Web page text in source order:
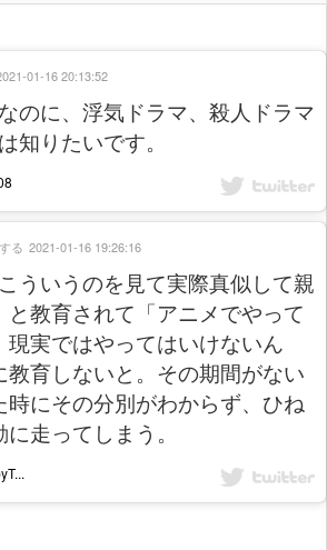
のに、浮気ドラマ、殺人ドラマ
知りたいです。
01-16 20:13:52
ういうのを見て実際真似して親
教育されて「アニメでやって
現実ではやってはいけないん
教育しないと。その期間がない
時にその分別がわからず、ひね
走ってしまう。
る 2021-01-16 19:26:16